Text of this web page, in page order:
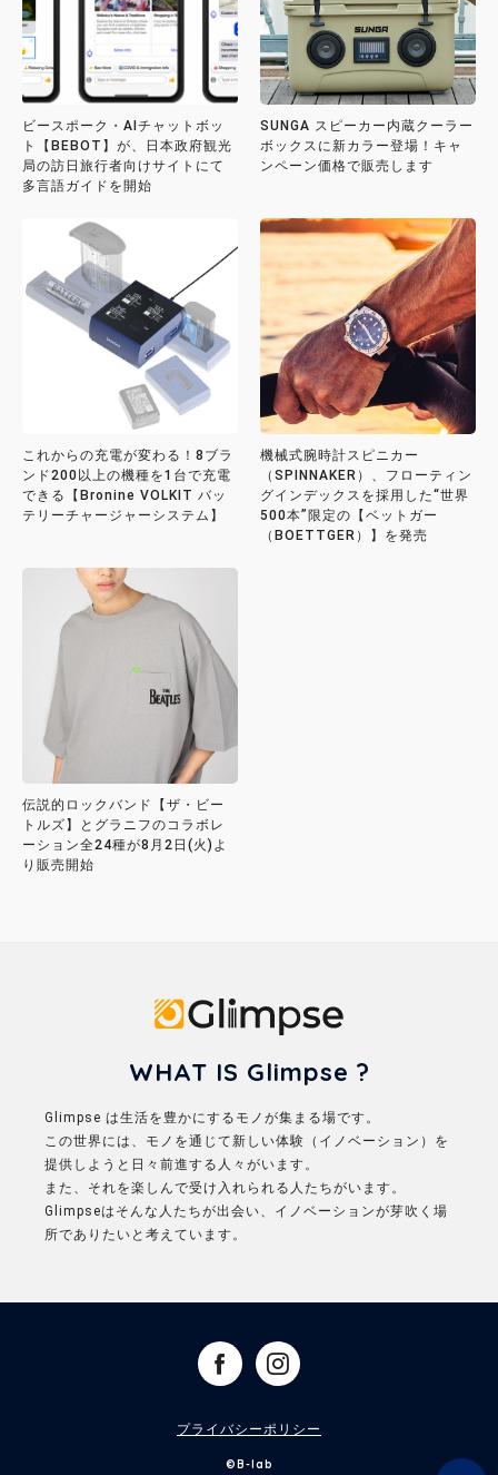
ビースポーク・AIチャットボッ
ト【BEBOT】が、日本政府観光
局の訪日旅行者向けサイトにて
多言語ガイドを開始
SUNGA スピーカー内蔵クーラー
ボックスに新カラー登場！キャ
ンペーン価格で販売します
これからの充電が変わる！8ブラ
ンド200以上の機種を1台で充電
できる【Bronine VOLKIT バッ
テリーチャージャーシステム】
機械式腕時計スピニカー
（SPINNAKER）、フローティン
グインデックスを採用した“世界
500本”限定の【ベットガー
（BOETTGER）】を発売
伝説的ロックバンド【ザ・ビー
トルズ】とグラニフのコラボレ
ーション全24種が8月2日(火)よ
り販売開始
WHAT IS Glimpse ?
Glimpse は生活を豊かにするモノが集まる場です。
この世界には、モノを通じて新しい体験（イノベーション）を
提供しようと日々前進する人々がいます。
また、それを楽しんで受け入れられる人たちがいます。
Glimpseはそんな人たちが出会い、イノベーションが芽吹く場
所でありたいと考えています。
プライバシーポリシー
©B-lab